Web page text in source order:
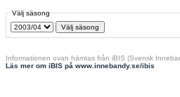
Välj säsong
Informationen ovan hämtas från iBIS (Svensk
Läs mer om iBIS på www.innebandy.se/ibis